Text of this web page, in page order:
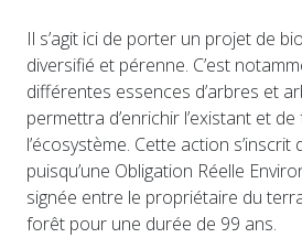
Il s’agit ici de porter un projet de
diversifié et pérenne. C’est
différentes essences d’arbres et
permettra d’enrichir l’existant et
l’écosystème. Cette action
puisqu’une Obligation Réelle
signée entre le propriétaire du
forêt pour une durée de 99 ans.